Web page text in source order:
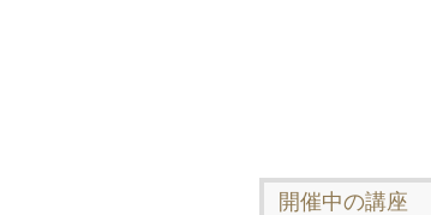
開催中の講座